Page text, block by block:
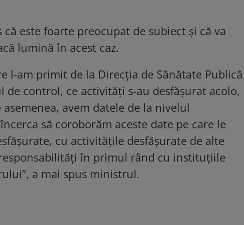
este foarte preocupat de subiect și că va
lumină în acest caz.
l-am primit de la Direcţia de Sănătate Publică
control, ce activităţi s-au desfăşurat acolo,
avem datele de la nivelul
să coroborăm aceste date pe care le
cu activităţile desfăşurate de alte
în primul rând cu instituţiile
a mai spus ministrul.